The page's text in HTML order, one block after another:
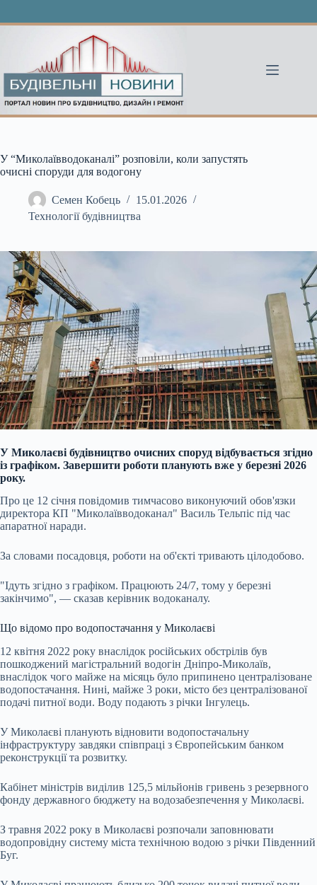
У “Миколаївводоканалі” розповіли, коли запустять
очисні споруди для водогону
Семен Кобець
15.01.2026
Технології будівництва
У Миколаєві будівництво очисних споруд відбувається згідно
із графіком. Завершити роботи планують вже у березні 2026
року.
Про це 12 січня повідомив тимчасово виконуючий обов'язки
директора КП "Миколаївводоканал" Василь Тельпіс під час
апаратної наради.
За словами посадовця, роботи на об'єкті тривають цілодобово.
"Ідуть згідно з графіком. Працюють 24/7, тому у березні
закінчимо", — сказав керівник водоканалу.
Що відомо про водопостачання у Миколаєві
12 квітня 2022 року внаслідок російських обстрілів був
пошкоджений магістральний водогін Дніпро-Миколаїв,
внаслідок чого майже на місяць було припинено централізоване
водопостачання. Нині, майже 3 роки, місто без централізованої
подачі питної води. Воду подають з річки Інгулець.
У Миколаєві планують відновити водопостачальну
інфраструктуру завдяки співпраці з Європейським банком
реконструкції та розвитку.
Кабінет міністрів виділив 125,5 мільйонів гривень з резервного
фонду державного бюджету на водозабезпечення у Миколаєві.
З травня 2022 року в Миколаєві розпочали заповнювати
водопровідну систему міста технічною водою з річки Південний
Буг.